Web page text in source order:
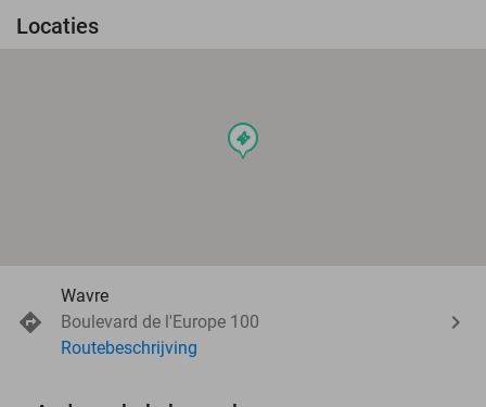
Locaties
events
Wavre
Boulevard de l'Europe 100
Routebeschrijving